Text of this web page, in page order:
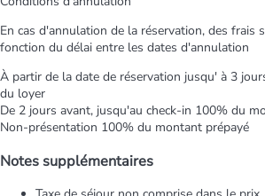
En cas d'annulation de la réservation, des frais
fonction du délai entre les dates d'annulation
À partir de la date de réservation jusqu' à 3
du loyer
De 2 jours avant, jusqu'au check-in 100% du
Non-présentation 100% du montant prépayé
Notes supplémentaires